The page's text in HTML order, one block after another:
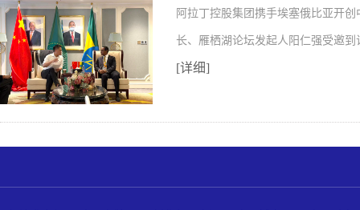
阿拉丁控股集团携手埃塞俄比亚开
长、雁栖湖论坛发起人阳仁强受邀
[详细]